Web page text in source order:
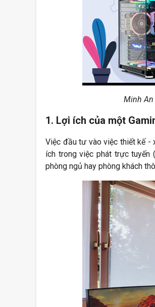
Minh
1. Lợi ích của một
Việc đầu tư vào việc thiết kế -
ích trong việc phát trực
phòng ngủ hay phòng khách